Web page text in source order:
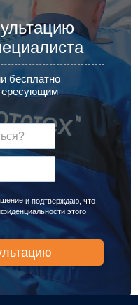
бесплатно
и подтверждаю, что
этого